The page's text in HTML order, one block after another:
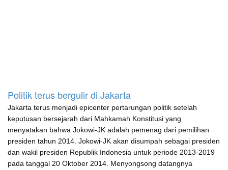
Politik terus bergulir di Jakarta
Jakarta terus menjadi epicenter pertarungan politik setelah
keputusan bersejarah dari Mahkamah Konstitusi yang
menyatakan bahwa Jokowi-JK adalah pemenag dari pemilihan
presiden tahun 2014. Jokowi-JK akan disumpah sebagai presiden
dan wakil presiden Republik Indonesia untuk periode 2013-2019
pada tanggal 20 Oktober 2014. Menyongsong datangnya